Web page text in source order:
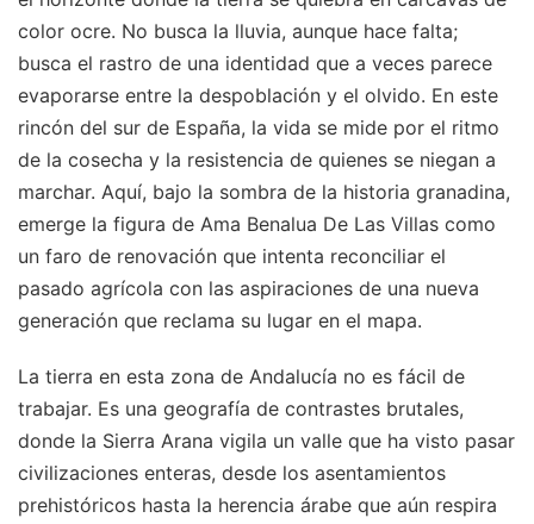
color ocre. No busca la lluvia, aunque hace falta;
busca el rastro de una identidad que a veces parece
evaporarse entre la despoblación y el olvido. En este
rincón del sur de España, la vida se mide por el ritmo
de la cosecha y la resistencia de quienes se niegan a
marchar. Aquí, bajo la sombra de la historia granadina,
emerge la figura de Ama Benalua De Las Villas como
un faro de renovación que intenta reconciliar el
pasado agrícola con las aspiraciones de una nueva
generación que reclama su lugar en el mapa.
La tierra en esta zona de Andalucía no es fácil de
trabajar. Es una geografía de contrastes brutales,
donde la Sierra Arana vigila un valle que ha visto pasar
civilizaciones enteras, desde los asentamientos
prehistóricos hasta la herencia árabe que aún respira